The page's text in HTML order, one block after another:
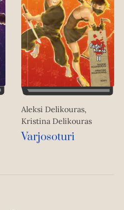
Aleksi Delikouras,
Kristina Delikouras
Varjosoturi